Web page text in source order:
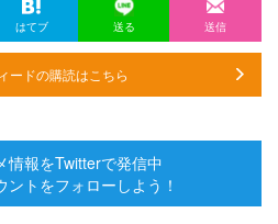
はてブ 送る 送信
ードの購読はこちら
情報をTwitterで発信中
ントをフォローしよう！